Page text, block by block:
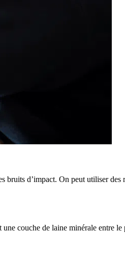
bruits d’impact. On peut utiliser des
couche de laine minérale entre le